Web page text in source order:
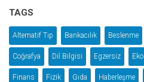
TAGS
Alternatif Tıp Bankacılık Beslenme
Coğrafya Dil Bilgisi Egzersiz
Finans Fizik Gıda Haberleşme